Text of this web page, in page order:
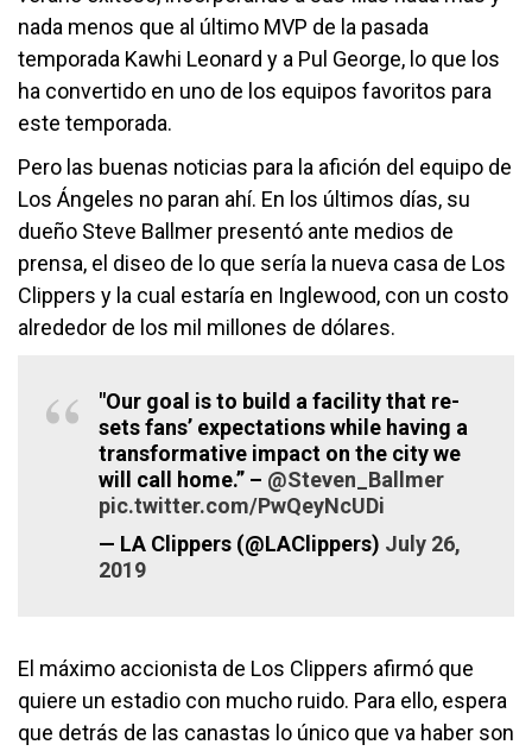
nada menos que al último MVP de la pasada
temporada Kawhi Leonard y a Pul George, lo que los
ha convertido en uno de los equipos favoritos para
este temporada.
Pero las buenas noticias para la afición del equipo de
Los Ángeles no paran ahí. En los últimos días, su
dueño Steve Ballmer presentó ante medios de
prensa, el diseo de lo que sería la nueva casa de Los
Clippers y la cual estaría en Inglewood, con un costo
alrededor de los mil millones de dólares.
"Our goal is to build a facility that re-
sets fans’ expectations while having a
transformative impact on the city we
will call home.” – @Steven_Ballmer
pic.twitter.com/PwQeyNcUDi
— LA Clippers (@LAClippers) July 26,
2019
El máximo accionista de Los Clippers afirmó que
quiere un estadio con mucho ruido. Para ello, espera
que detrás de las canastas lo único que va haber son